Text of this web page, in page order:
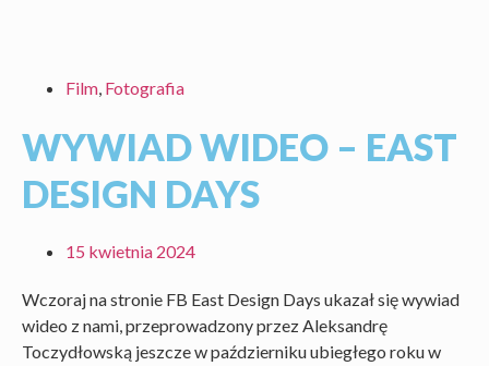
Film, Fotografia
WYWIAD WIDEO – EAST
DESIGN DAYS
15 kwietnia 2024
Wczoraj na stronie FB East Design Days ukazał się wywiad
wideo z nami, przeprowadzony przez Aleksandrę
Toczydłowską jeszcze w październiku ubiegłego roku w